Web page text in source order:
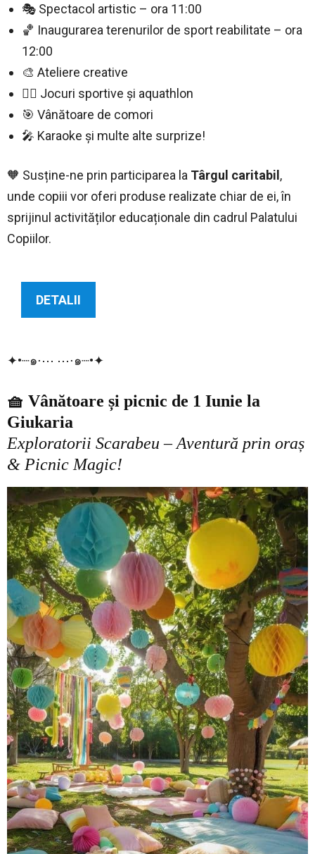
🎭 Spectacol artistic – ora 11:00
🏀 Inaugurarea terenurilor de sport reabilitate – ora
12:00
🎨 Ateliere creative
🏃‍♀️ Jocuri sportive și aquathlon
🎯 Vânătoare de comori
🎤 Karaoke și multe alte surprize!
🧡 Susține-ne prin participarea la Târgul caritabil,
unde copiii vor oferi produse realizate chiar de ei, în
sprijinul activităților educaționale din cadrul Palatului
Copiilor.
DETALII
✦•┈๑⋅⋯ ⋯⋅๑┈•✦
🧺 Vânătoare și picnic de 1 Iunie la
Giukaria
Exploratorii Scarabeu – Aventură prin oraș
& Picnic Magic!